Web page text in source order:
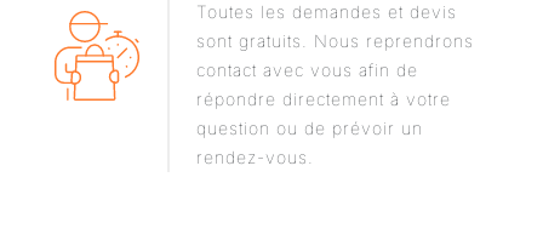
Toutes les demandes et devis
sont gratuits. Nous reprendrons
contact avec vous afin de
répondre directement à votre
question ou de prévoir un
rendez-vous.